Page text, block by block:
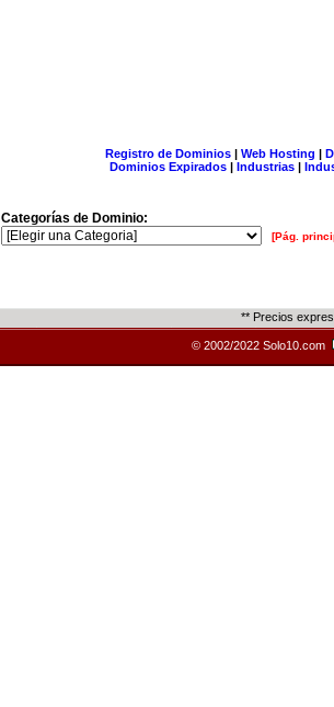
Registro de Dominios| Web Hosting |
Dominios Expirados | Industrias |
Categorías de Dominio:
[Pág.
** Precios
© 2002/2022 Solo10.com